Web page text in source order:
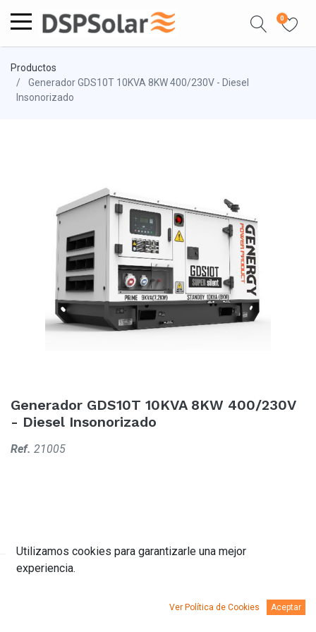
0
Productos
Generador GDS10T 10KVA 8KW 400/230V - Diesel
Insonorizado
Generador GDS10T 10KVA 8KW 400/230V
- Diesel Insonorizado
Ref. 21005
Utilizamos cookies para garantizarle una mejor
experiencia.
Ver Política de Cookies Aceptar